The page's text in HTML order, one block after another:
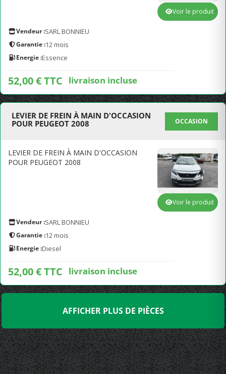
Vendeur :SARL BONNIEU
Garantie :12 mois
Energie :Essence
52,00 € TTC livraison incluse
Voir le produit
LEVIER DE FREIN À MAIN D'OCCASION
POUR PEUGEOT 2008
OCCASION
LEVIER DE FREIN À MAIN D'OCCASION
POUR PEUGEOT 2008
Vendeur :SARL BONNIEU
Garantie :12 mois
Energie :Diesel
52,00 € TTC livraison incluse
Voir le produit
AFFICHER PLUS DE PIÈCES